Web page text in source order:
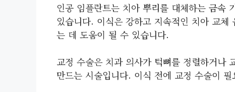
인공 임플란트는 치아 뿌리를 대체하는 금속
있습니다. 이식은 강하고 지속적인 치아 교
는 데 도움이 될 수 있습니다.
교정 수술은 치과 의사가 턱뼈를 정렬하거나
만드는 시술입니다. 이식 전에 교정 수술이